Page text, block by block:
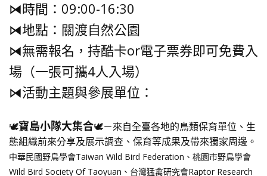
⧒時間：09:00-16:30
⧒地點：關渡自然公園
⧒無需報名，持酷卡or電子票券即可免費入
場（一張可攜4人入場）
⧒活動主題與參展單位：
🕊️寶島小隊大集合🕊️－來自全臺各地的鳥類保育單位、生
態組織前來分享及展示調查、保育等成果及帶來獨家周邊。
中華民國野鳥學會Taiwan Wild Bird Federation、桃園市野鳥學會
Wild Bird Society Of Taoyuan、台灣猛禽研究會Raptor Research